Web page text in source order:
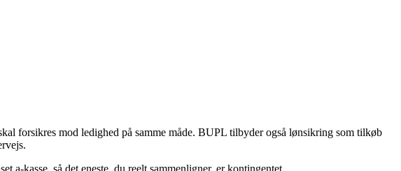
forsikres mod ledighed på samme måde. BUPL tilbyder også lønsikring som tilkøb
kasse, så det eneste, du reelt sammenligner, er kontingentet.